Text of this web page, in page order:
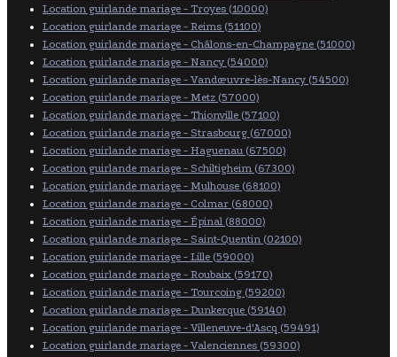
Location guirlande mariage - Troyes (10000)
Location guirlande mariage - Reims (51100)
Location guirlande mariage - Châlons-en-Champagne (51000)
Location guirlande mariage - Nancy (54000)
Location guirlande mariage - Vandœuvre-lès-Nancy (54500)
Location guirlande mariage - Metz (57000)
Location guirlande mariage - Thionville (57100)
Location guirlande mariage - Strasbourg (67000)
Location guirlande mariage - Haguenau (67500)
Location guirlande mariage - Schiltigheim (67300)
Location guirlande mariage - Mulhouse (68100)
Location guirlande mariage - Colmar (68000)
Location guirlande mariage - Épinal (88000)
Location guirlande mariage - Saint-Quentin (02100)
Location guirlande mariage - Lille (59000)
Location guirlande mariage - Roubaix (59170)
Location guirlande mariage - Tourcoing (59200)
Location guirlande mariage - Dunkerque (59140)
Location guirlande mariage - Villeneuve-d'Ascq (59491)
Location guirlande mariage - Valenciennes (59300)